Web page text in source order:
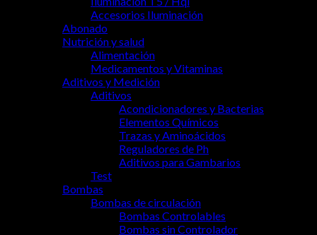
Accesorios Iluminación
Abonado
Nutrición y salud
Alimentación
Medicamentos y Vitaminas
Aditivos y Medición
Aditivos
Acondicionadores y Bacterias
Elementos Químicos
Trazas y Aminoácidos
Reguladores de Ph
Aditivos para Gambarios
Test
Bombas
Bombas de circulación
Bombas Controlables
Bombas sin Controlador